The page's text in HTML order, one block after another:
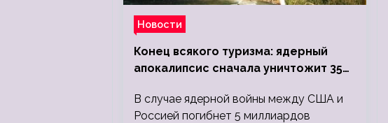
Новости
Конец всякого туризма: ядерный
апокалипсис сначала уничтожит 350
людей
В случае ядерной войны между США и
Россией погибнет 5 миллиардов